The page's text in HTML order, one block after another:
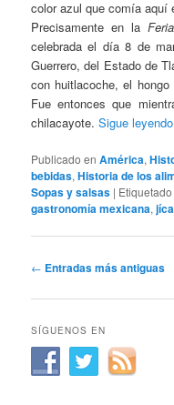
color azul que comía aquí
Precisamente en la
celebrada el día 8 de
Guerrero, del Estado de
con huitlacoche, el
Fue entonces que
chilacayote.Sigue leyendo
Publicado en América,
bebidas,Historia de los
Sopas y salsas | Etiquetado
gastronomía mexicana,
Navegación
entradas
← Entradas más antiguas
SÍGUENOS EN